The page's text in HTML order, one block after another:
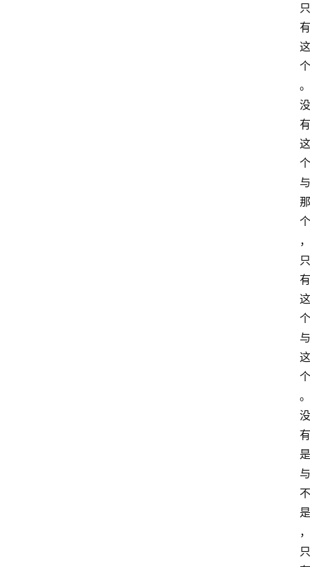
只
有
这
个
。
没
有
这
个
与
那
个
，
只
有
这
个
与
这
个
。
没
有
是
与
不
是
，
只